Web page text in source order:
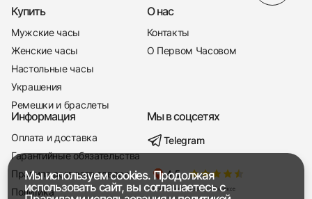
+7 916 221-22-37
Мы насвязи 08:00 — 19:00
Купить
Мужские часы
Женские часы
Настольные часы
Украшения
Ремешки и браслеты
О нас
Контакты
О Первом Часовом
Информация
Оплата и доставка
Гарантийные обязательства
Правила возврата товара
Политика
Мы в соцсетях
Telegram
Мы используем cookies. Продолжая
использовать сайт, вы соглашаетесь с